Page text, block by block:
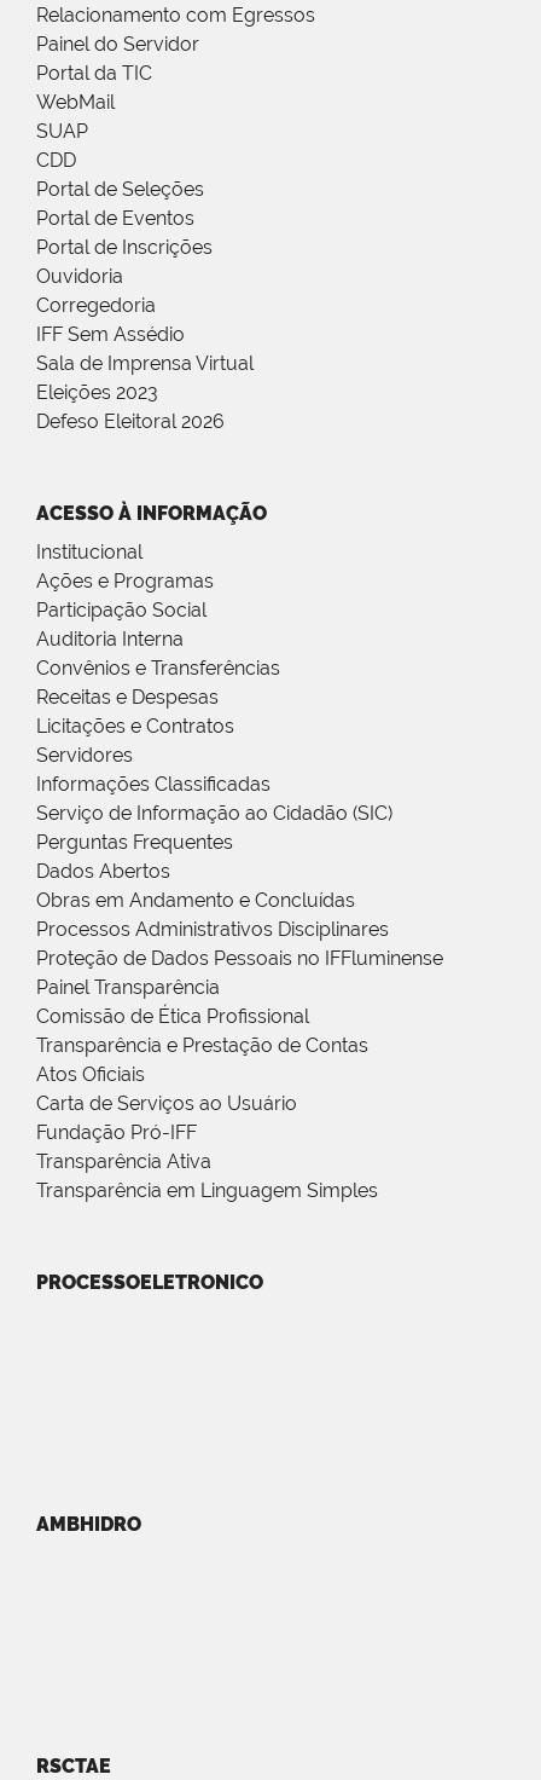
Relacionamento com Egressos
Painel do Servidor
Portal da TIC
WebMail
SUAP
CDD
Portal de Seleções
Portal de Eventos
Portal de Inscrições
Ouvidoria
Corregedoria
IFF Sem Assédio
Sala de Imprensa Virtual
Eleições 2023
Defeso Eleitoral 2026
ACESSO À INFORMAÇÃO
Institucional
Ações e Programas
Participação Social
Auditoria Interna
Convênios e Transferências
Receitas e Despesas
Licitações e Contratos
Servidores
Informações Classificadas
Serviço de Informação ao Cidadão (SIC)
Perguntas Frequentes
Dados Abertos
Obras em Andamento e Concluídas
Processos Administrativos Disciplinares
Proteção de Dados Pessoais no IFFluminense
Painel Transparência
Comissão de Ética Profissional
Transparência e Prestação de Contas
Atos Oficiais
Carta de Serviços ao Usuário
Fundação Pró-IFF
Transparência Ativa
Transparência em Linguagem Simples
PROCESSOELETRONICO
AMBHIDRO
RSCTAE